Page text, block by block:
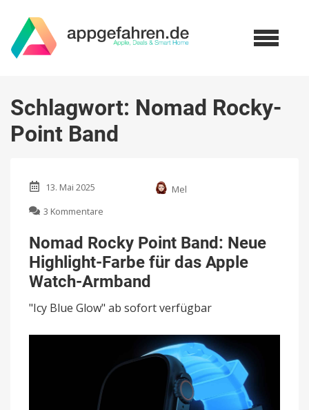
Schlagwort: Nomad Rocky-
Point Band
13. Mai 2025
Mel
3 Kommentare
Rocky
Point
Band:
Neue
Highlight-
Farbe
für
Armband
Nomad Rocky Point Band: Neue
Highlight-Farbe für das Apple
Watch-Armband
"Icy Blue Glow" ab sofort verfügbar